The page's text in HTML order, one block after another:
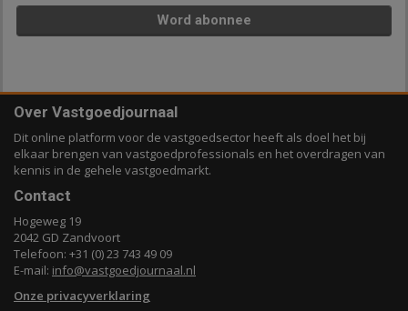
Word abonnee
Over Vastgoedjournaal
Dit online platform voor de vastgoedsector heeft als doel het bij
elkaar brengen van vastgoedprofessionals en het overdragen van
kennis in de gehele vastgoedmarkt.
Contact
Hogeweg 19
2042 GD Zandvoort
Telefoon: +31 (0) 23 743 49 09
E-mail: info@vastgoedjournaal.nl
Onze privacyverklaring